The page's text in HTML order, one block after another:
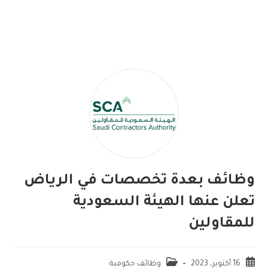
وظائف بعدة تخصصات في الرياض
تعلن عنها الهيئة السعودية
للمقاولين
16 أكتوبر، 2023 وظائف حكومية